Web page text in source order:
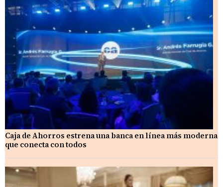
Caja de Ahorros estrena una banca en línea más moderna
que conecta con todos